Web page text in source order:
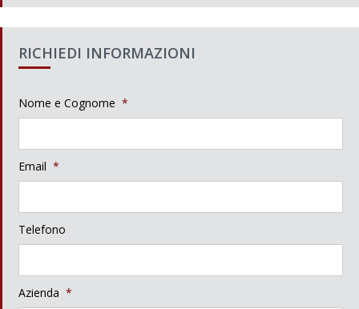
RICHIEDI INFORMAZIONI
Nome e Cognome *
Email *
Telefono
Azienda *